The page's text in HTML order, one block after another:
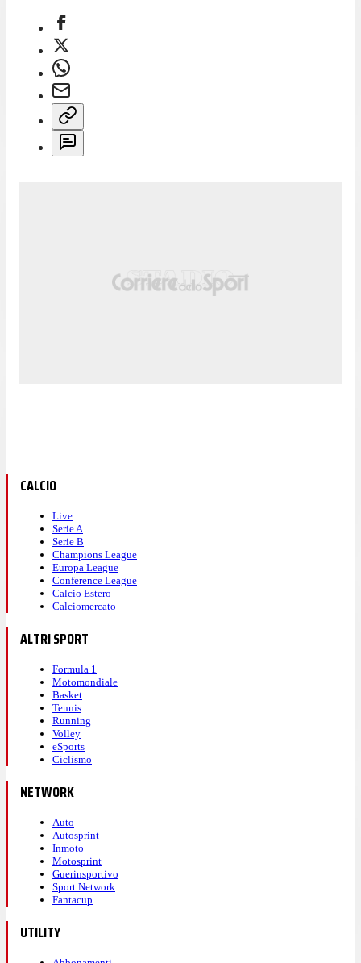
CALCIO
Live
Serie A
Serie B
Champions League
Europa League
Conference League
Calcio Estero
Calciomercato
ALTRI SPORT
Formula 1
Motomondiale
Basket
Tennis
Running
Volley
eSports
Ciclismo
NETWORK
Auto
Autosprint
Inmoto
Motosprint
Guerinsportivo
Sport Network
Fantacup
UTILITY